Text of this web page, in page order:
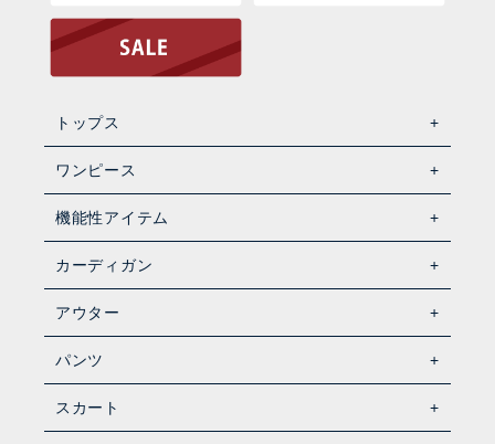
トップス
ワンピース
機能性アイテム
カーディガン
アウター
パンツ
スカート